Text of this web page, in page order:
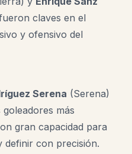
claves en el
y ofensivo del
Serena (Serena)
más
gran capacidad para
definir con precisión.